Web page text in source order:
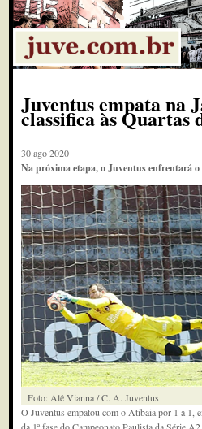
Juventus empata na
classifica às Quartas
30 ago 2020
Na próxima etapa, o Juventus enfrentará
Foto: Alê Vianna / C. A. Juventus
O Juventus empatou com o Atibaia por 1 a 1,